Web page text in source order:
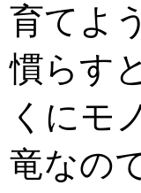
育てよ
慣らす
くにモ
竜なの